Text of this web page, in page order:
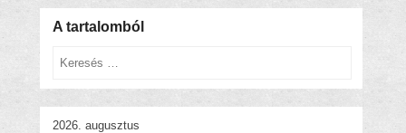
A tartalomból
Keresés
2026. augusztus